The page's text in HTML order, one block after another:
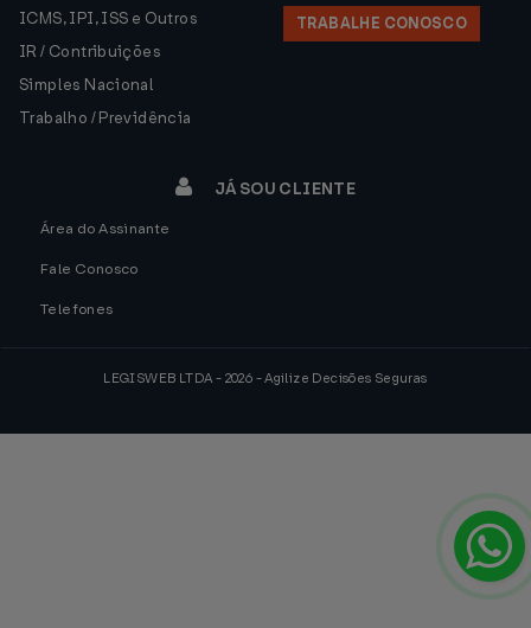
ICMS, IPI, ISS e Outros
IR / Contribuições
Simples Nacional
Trabalho / Previdência
TRABALHE CONOSCO
JÁ SOU CLIENTE
Área do Assinante
Fale Conosco
Telefones
LEGISWEB LTDA - 2026 - Agilize Decisões Seguras